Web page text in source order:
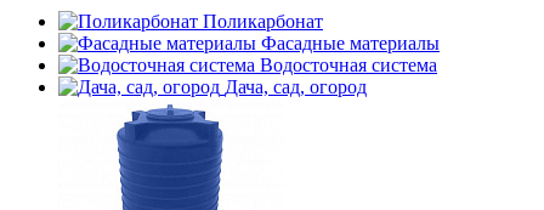
Поликарбонат
Фасадные материалы
Водосточная система
Дача, сад, огород